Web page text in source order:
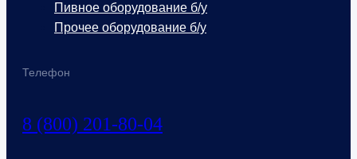
Телефон
8 (800) 201-80-04
Пивное оборудование б/у
Прочее оборудование б/у